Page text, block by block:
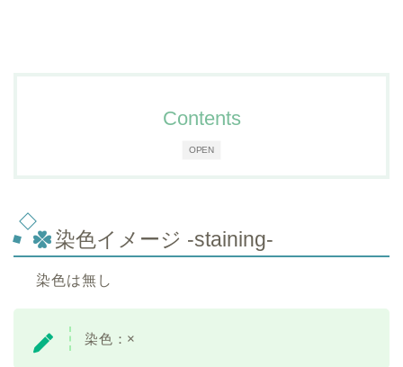
OPEN
Contents
染色イメージ -staining-
染色は無し
染色：×